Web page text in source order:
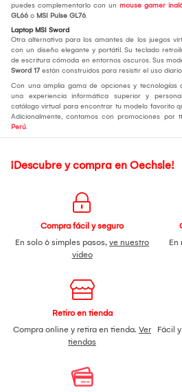
puedes complementarlo con un mouse gamer
GL66 o MSI Pulse GL76.
Laptop MSI Sword
Otra alternativa para los amantes de los juegos
con un diseño elegante y portátil. Su teclado
de escritura cómoda en entornos oscuros. Sus
Sword 17 están construidos para resistir el uso
Con una amplia gama de opciones y tecnologías
una experiencia informática superior y
catálogo virtual para encontrar tu modelo favorito
Adicionalmente, contamos con promociones por
Perú.
¡Descubre y compra en Oechsle!
Compra fácil y seguro
En solo 6 simples pasos, ve nuestro
video
En
Retiro en tienda
Compra online y retira en tienda. Ver
tiendas
Fácil